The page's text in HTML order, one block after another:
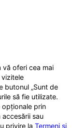
vă oferi cea mai
vizitele
butonul „Sunt de
să fie utilizate.
opționale prin
accesării sau
privire la Termeni și